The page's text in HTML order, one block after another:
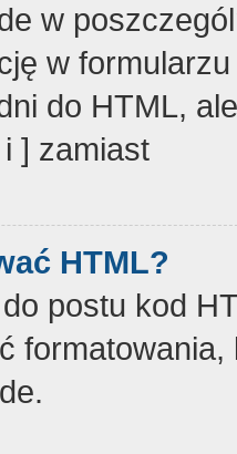
w
w
do HTML,
] zamiast
HTML?
postu kod